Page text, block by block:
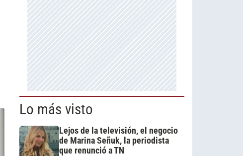
Lo más visto
Lejos de la televisión, el negocio
de Marina Señuk, la periodista
que renunció a TN